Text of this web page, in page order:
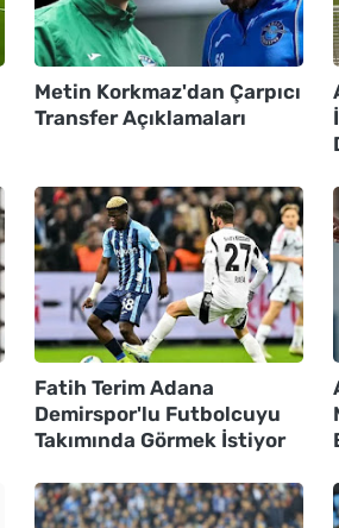
Metin Korkmaz'dan Çarpıcı
Transfer Açıklamaları
Fatih Terim Adana
Demirspor'lu Futbolcuyu
Takımında Görmek İstiyor